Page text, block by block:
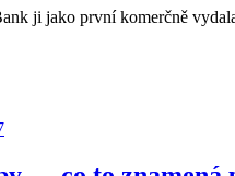
ji jako první komerčně